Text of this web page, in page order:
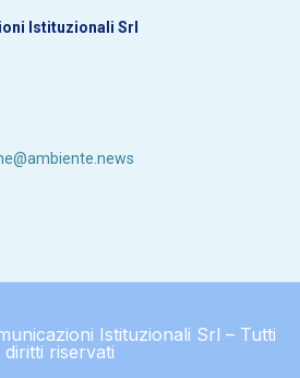
Istituzionali Srl
Istituzionali Srl – Tutti
diritti riservati